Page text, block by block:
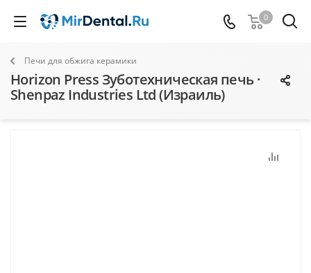
0
Печи для обжига керамики
Horizon Press Зуботехническая печь ·
Shenpaz Industries Ltd (Израиль)